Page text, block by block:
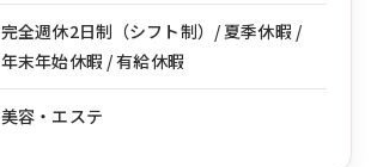
完全週休2日制（シフト制）/ 夏季休暇 /
年末年始休暇 / 有給休暇
美容・エステ